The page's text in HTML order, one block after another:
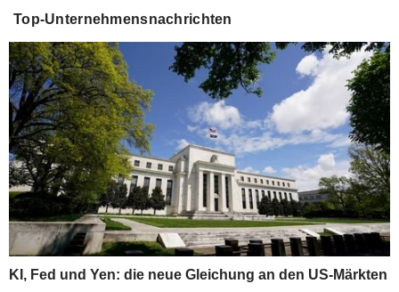
Top-Unternehmensnachrichten
KI, Fed und Yen: die neue Gleichung an den US-Märkten